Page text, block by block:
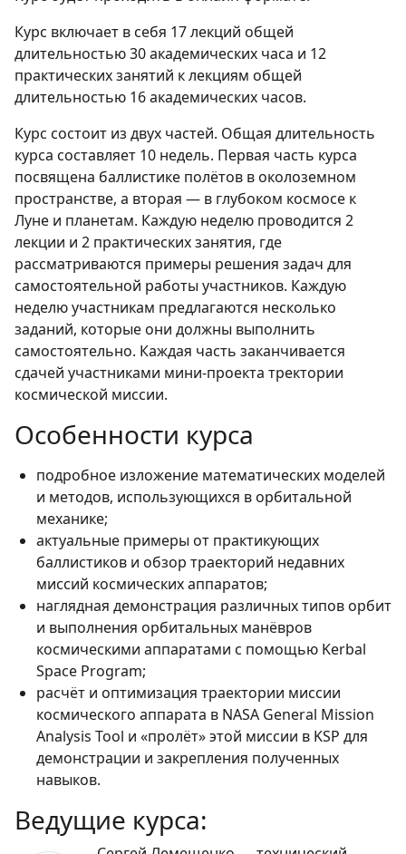
Курс включает в себя 17 лекций общей
длительностью 30 академических часа и 12
практических занятий к лекциям общей
длительностью 16 академических часов.
Курс состоит из двух частей. Общая длительность
курса составляет 10 недель. Первая часть курса
посвящена баллистике полётов в околоземном
пространстве, а вторая — в глубоком космосе к
Луне и планетам. Каждую неделю проводится 2
лекции и 2 практических занятия, где
рассматриваются примеры решения задач для
самостоятельной работы участников. Каждую
неделю участникам предлагаются несколько
заданий, которые они должны выполнить
самостоятельно. Каждая часть заканчивается
сдачей участниками мини-проекта тректории
космической миссии.
Особенности курса
подробное изложение математических моделей
и методов, использующихся в орбитальной
механике;
актуальные примеры от практикующих
баллистиков и обзор траекторий недавних
миссий космических аппаратов;
наглядная демонстрация различных типов орбит
и выполнения орбитальных манёвров
космическими аппаратами с помощью Kerbal
Space Program;
расчёт и оптимизация траектории миссии
космического аппарата в NASA General Mission
Analysis Tool и «пролёт» этой миссии в KSP для
демонстрации и закрепления полученных
навыков.
Ведущие курса: